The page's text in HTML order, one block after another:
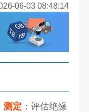
06-03 08:48:14
测定 ：评估绝缘